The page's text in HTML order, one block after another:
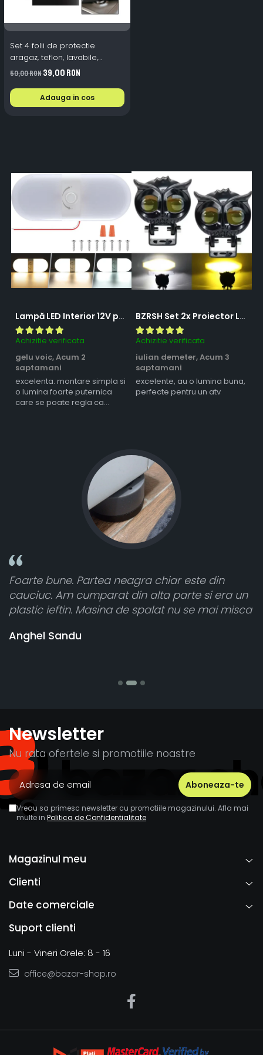
Set 4 folii de protectie
aragaz, teflon, lavabile,
reutilizabile, Negru/Gri
50,00 RON39,00 RON
Adauga in cos
Lampă LED Interior 12V pentru Dubă, Camper și Rulotă - 180LED, 33 cm, 3 Temperaturii de Culoare, Intensitate Reglabilă, Iluminare Compartiment Marfă
Achizitie verificata
gelu voic,Acum 2
saptamani
excelenta. montare simpla si
o lumina foarte puternica
care se poate regla ca
BZRSH Set 2x Proiector LED Bufnita 50W Lupa 2 Faze Alb-Galben 12-24V Moto ATV
Achizitie verificata
iulian demeter,Acum 3
saptamani
excelente, au o lumina buna,
perfecte pentru un atv
neagra chiar este din
din alta parte si era un
de spalat nu se mai misca
Toate sunt
atât de bine în
cele 8 bucati
Newsletter
Nu rata ofertele si promotiile noastre
Vreau sa primesc newsletter cu promotiile magazinului. Afla mai
multe in Politica de Confidentialitate
Magazinul meu
Clienti
Date comerciale
Suport clienti
Luni - Vineri Orele: 8 - 16
office@bazar-shop.ro